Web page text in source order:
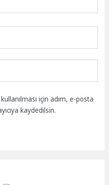
için adım, e-posta
kaydedilsin.